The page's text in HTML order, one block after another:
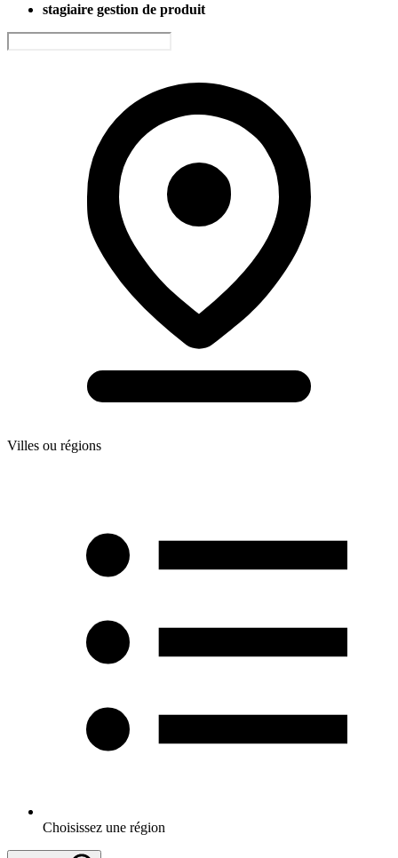
stagiaire gestion de produit
Villes ou régions
Choisissez une région